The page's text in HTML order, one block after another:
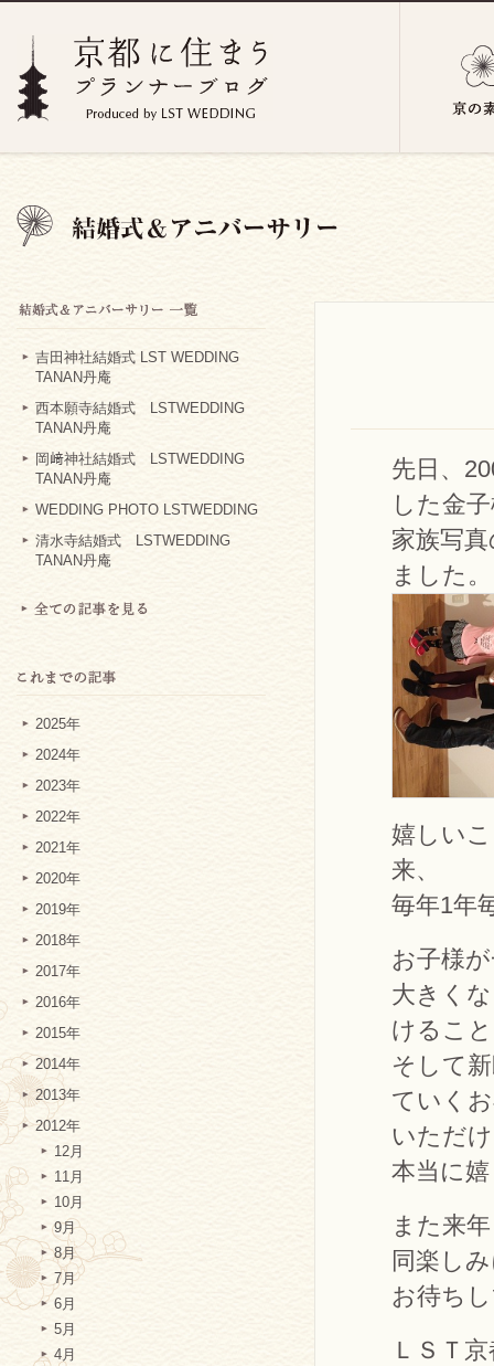
吉田神社結婚式 LST WEDDING
TANAN丹庵
西本願寺結婚式 LSTWEDDING
TANAN丹庵
岡﨑神社結婚式 LSTWEDDING
TANAN丹庵
WEDDING PHOTO LSTWEDDING
清水寺結婚式 LSTWEDDING
TANAN丹庵
2025年
2024年
2023年
2022年
2021年
2020年
2019年
2018年
2017年
2016年
2015年
2014年
2013年
2012年
12月
11月
10月
9月
8月
7月
6月
5月
4月
先日、
した金
家族写
ました。
嬉しい
来、
毎年1年
お子様
大きく
けるこ
そして
ていく
いただ
本当に
また来
同楽し
お待ち
ＬＳＴ